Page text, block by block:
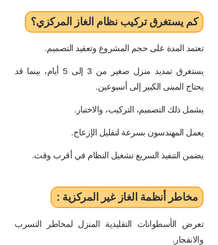
كم يستغرق تركيب نظام الغاز المركزي؟
تعتمد المدة على حجم المشروع وتعقيد التصميم.
يستغرق تمديد منزل صغير من 3 إلى 5 أيام، بينما قد
يحتاج المبنى الكبير إلى أسبوعين.
يشمل ذلك التصميم، التركيب، والاختبار.
يعمل المهندسون بسرعة لتقليل الإزعاج.
يضمن التنفيذ السريع تشغيل النظام في أقرب وقت.
مخاطر أنظمة الغاز غير المركزية :
تعرض الأسطوانات التقليدية المنزل لمخاطر التسرب
والانفجار.